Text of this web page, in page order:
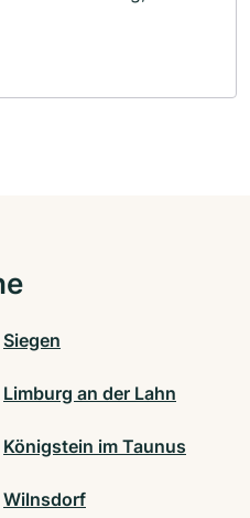
Siegen
Limburg an der Lahn
Königstein im Taunus
Wilnsdorf